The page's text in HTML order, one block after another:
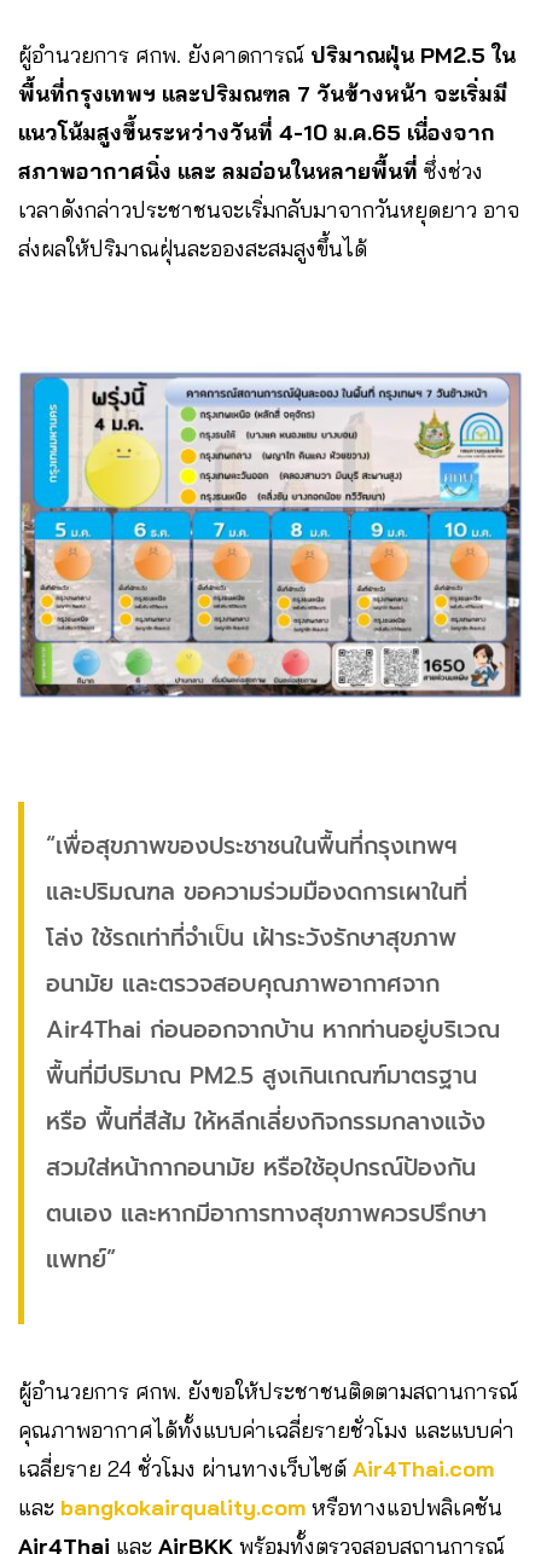
ผู้อำนวยการ ศกพ. ยังคาดการณ์ ปริมาณฝุ่น PM2.5 ใน
พื้นที่กรุงเทพฯ และปริมณฑล​ 7 วันข้างหน้า​ จะเริ่มมี
แนวโน้มสูงขึ้นระหว่างวันที่ 4-10​ ม.ค.65 เนื่องจาก
สภาพอากาศนิ่ง และ ลมอ่อนในหลายพื้นที่ ซึ่งช่วง
เวลาดังกล่าวประชาชนจะเริ่มกลับมาจากวันหยุดยาว อาจ
ส่งผลให้ปริมาณฝุ่นละอองสะสมสูงขึ้นได้
“เพื่อสุขภาพของประชาชนในพื้นที่กรุงเทพฯ
และปริมณฑล ขอความร่วมมืองดการเผาในที่
โล่ง ใช้รถเท่าที่จำเป็น เฝ้าระวังรักษาสุขภาพ
อนามัย และตรวจสอบคุณภาพอากาศจาก
Air4Thai ก่อนออกจากบ้าน หากท่านอยู่บริเวณ
พื้นที่มีปริมาณ PM2.5 สูงเกินเกณฑ์มาตรฐาน
หรือ พื้นที่สีส้ม ให้หลีกเลี่ยงกิจกรรมกลางแจ้ง
สวมใส่หน้ากากอนามัย หรือใช้อุปกรณ์ป้องกัน
ตนเอง และหากมีอาการทางสุขภาพควรปรึกษา
แพทย์”
ผู้อำนวยการ ศกพ. ยังขอให้ประชาชนติดตามสถานการณ์
คุณภาพอากาศได้ทั้งแบบค่าเฉลี่ยรายชั่วโมง และแบบค่า
เฉลี่ยราย 24 ชั่วโมง ผ่านทางเว็บไซต์ Air4Thai.com
และ bangkokairquality.com หรือทางแอปพลิเคชัน
Air4Thai และ AirBKK พร้อมทั้งตรวจสอบสถานการณ์